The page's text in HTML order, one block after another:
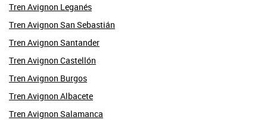
Tren Avignon Leganés
Tren Avignon San Sebastián
Tren Avignon Santander
Tren Avignon Castellón
Tren Avignon Burgos
Tren Avignon Albacete
Tren Avignon Salamanca